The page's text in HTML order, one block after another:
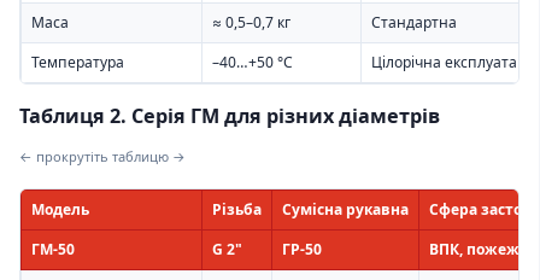
Маса
≈ 0,5–0,7 кг
Стандартна
Температура
–40…+50 °C Цілорічна експлуатація
Таблиця 2. Серія ГМ для різних діаметрів
← прокрутіть таблицю →
Модель Різьба Сумісна рукавна
Сфера
ГМ-50
G 2" ГР-50
ВПК,